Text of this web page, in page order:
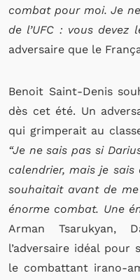
combat pour moi. Je
de l’UFC : vous devez
adversaire que le
Benoit Saint-Denis
dès cet été. Un
qui grimperait au
“Je ne sais pas si
calendrier, mais je sais
souhaitait avant de
énorme combat. Une
Arman Tsarukyan,
l’adversaire idéal pour
le combattant irano-